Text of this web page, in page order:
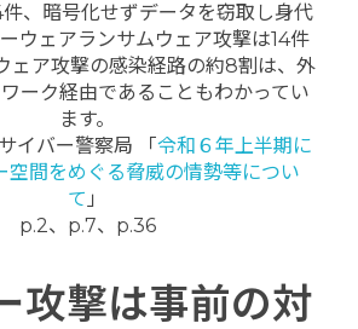
件、暗号化せずデータを窃取し身代
ウェアランサムウェア攻撃は14件
ェア攻撃の感染経路の約8割は、外
ーク経由であることもわかってい
ます。
イバー警察局 「 令和６年上半期に
空間をめぐる脅威の情勢等につい
て 」
p.2、p.7、p.36
攻撃は事前の対